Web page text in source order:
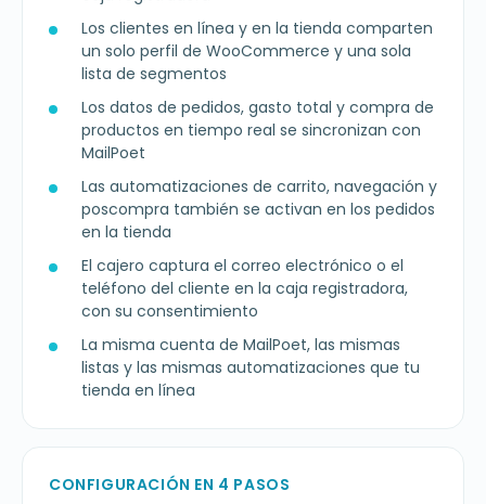
Los clientes en línea y en la tienda comparten
un solo perfil de WooCommerce y una sola
lista de segmentos
Los datos de pedidos, gasto total y compra de
productos en tiempo real se sincronizan con
MailPoet
Las automatizaciones de carrito, navegación y
poscompra también se activan en los pedidos
en la tienda
El cajero captura el correo electrónico o el
teléfono del cliente en la caja registradora,
con su consentimiento
La misma cuenta de MailPoet, las mismas
listas y las mismas automatizaciones que tu
tienda en línea
CONFIGURACIÓN EN 4 PASOS